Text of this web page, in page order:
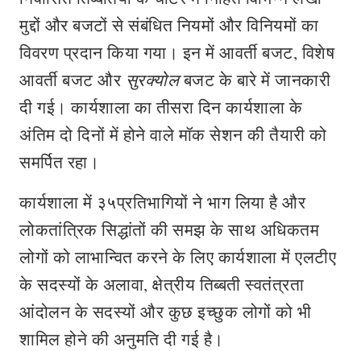
मुद्दों और बजटों से संबंधित नियमों और विनियमों का
विवरण प्रदान किया गया। इन में आवर्ती बजट, विशेष
आवर्ती बजट और सुरक्योलबजट के बारे में जानकारी
दी गई। कार्यशाला का तीसरा दिन कार्यशाला के
अंतिम दो दिनों में होने वाले मॉक सेशन की तैयारी को
समर्पित रहा।
कार्यशाला में ३५प्रतिभागियों ने भाग लिया है और
लोकतांत्रिक सिद्धांतों की समझ के साथ अधिकतम
लोगों को लाभान्वित करने के लिए कार्यशाला में एलटीए
के सदस्यों के अलावा, क्षेत्रीय तिब्बती स्वतंत्रता
आंदोलन के सदस्यों और कुछ इच्छुक लोगों को भी
शामिल होने की अनुमति दी गई है।